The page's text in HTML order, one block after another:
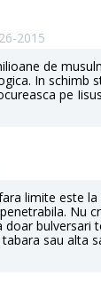
2015
de
In schimb
pe
limite este
Nu
doar bulversari
sau alta